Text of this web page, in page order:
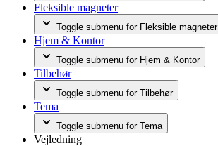
Fleksible magneter
Toggle submenu for Fleksible magneter
Hjem & Kontor
Toggle submenu for Hjem & Kontor
Tilbehør
Toggle submenu for Tilbehør
Tema
Toggle submenu for Tema
Vejledning